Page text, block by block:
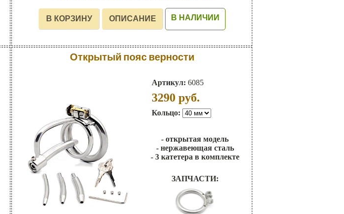
В НАЛИЧИИ
Открытый пояс верности
Артикул: 6085
3290 руб.
Кольцо:
- открытая модель
- нержавеющая сталь
- 3 катетера в комплекте
ЗАПЧАСТИ: